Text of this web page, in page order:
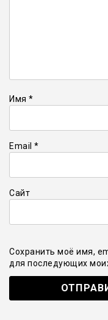
Имя *
Email *
Сайт
Сохранить моё имя,
для последующих